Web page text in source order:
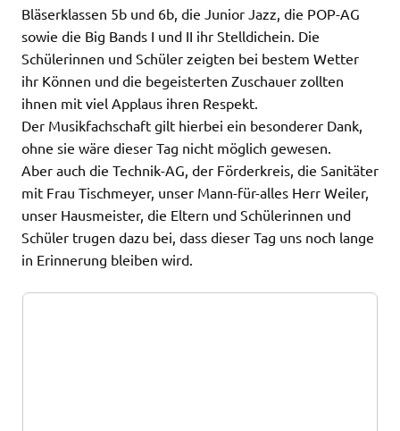
Bläserklassen 5b und 6b, die Junior Jazz, die POP-AG
sowie die Big Bands I und II ihr Stelldichein. Die
Schülerinnen und Schüler zeigten bei bestem Wetter
ihr Können und die begeisterten Zuschauer zollten
ihnen mit viel Applaus ihren Respekt.
Der Musikfachschaft gilt hierbei ein besonderer Dank,
ohne sie wäre dieser Tag nicht möglich gewesen.
Aber auch die Technik-AG, der Förderkreis, die Sanitäter
mit Frau Tischmeyer, unser Mann-für-alles Herr Weiler,
unser Hausmeister, die Eltern und Schülerinnen und
Schüler trugen dazu bei, dass dieser Tag uns noch lange
in Erinnerung bleiben wird.